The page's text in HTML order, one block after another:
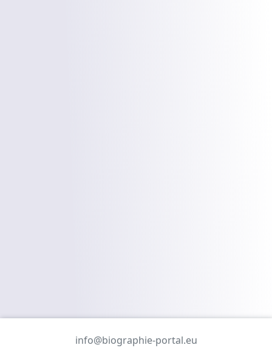
info@biographie-portal.eu